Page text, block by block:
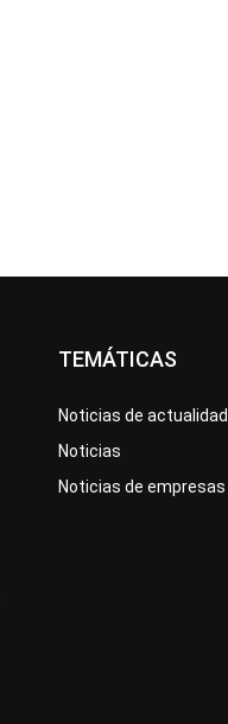
TEMÁTICAS
Noticias de actualidad
Noticias
Noticias de empresas